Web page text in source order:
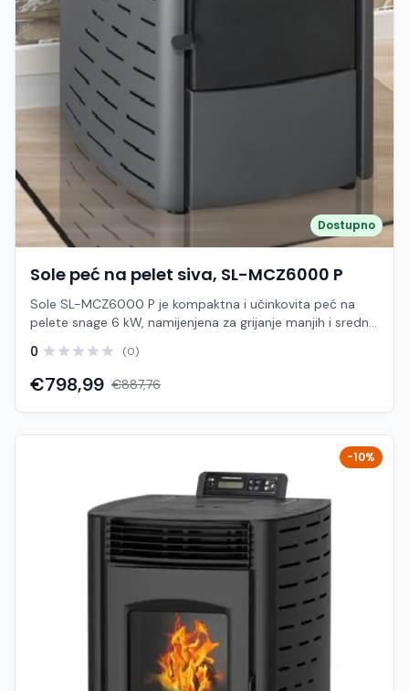
Dostupno
Sole peć na pelet siva, SL-MCZ6000 P
Sole SL-MCZ6000 P je kompaktna i učinkovita peć na
pelete snage 6 kW, namijenjena za grijanje manjih i srednje
prostora. Zahvaljujući modernom dizajnu i jednostavnom
upravljanju, predstavlja ekonomično i pouzdano rješenje
za svakodnevno grijanje. Peć koristi automatski sustav
doziranja peleta i elektroničko upravljanje, čime osigurava
stabilnu temperaturu i jednostavno korištenje. Sustav
prostora, dok visoka učinkovitost i niska potrošnja peleta
približno 0,55 do 1,5 kg/h svrstava ovaj model među
ekonomične i štedljive uređaje, uz minimalno održavanje.
Karakteristike: Model: SL-MCZ6000 P Brand: Sole Tip: Peć
na pelete (toplozračna) Snaga: 6 kW Površina grijanja:
cca 40 – 60 m² Kapacitet spremnika: 10 – 11 kg Potrošnja
peleta: cca 0,55 – 1,5 kg/h Učinkovitost: do cca 90%
Dimenzije (Š×D×V): cca 463 × 507 × 718 mm Težina: cca
Automatsko doziranje peleta Regulacija snage rada Timer
i programabilni rad Digitalno upravljanje + daljinski
upravljač Sigurnosni sustavi (presostat, temperaturna
0 (0)
€798,99 €887,76
-10%